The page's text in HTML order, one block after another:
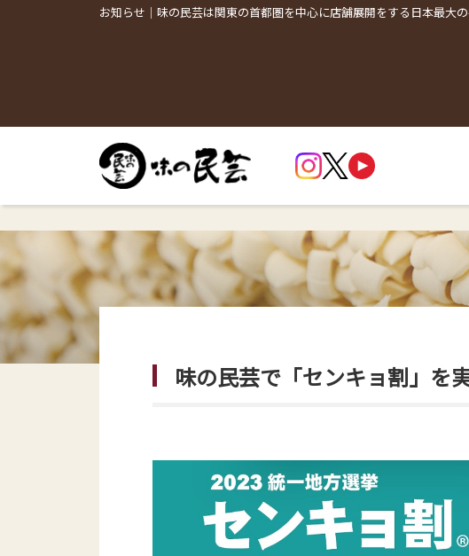
お知らせ｜味の民芸は関東の首都圏を中心に店舗展開をする日本最大
味の民芸で「センキョ割」を